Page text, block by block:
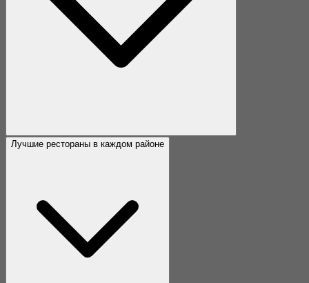
Лучшие рестораны в каждом районе